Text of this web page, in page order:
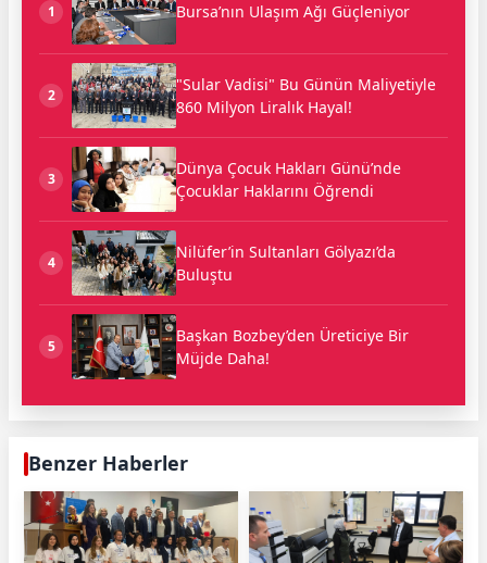
1 Bursa’nın Ulaşım Ağı Güçleniyor
2
"Sular Vadisi" Bu Günün Maliyetiyle
860 Milyon Liralık Hayal!
3
Dünya Çocuk Hakları Günü’nde
Çocuklar Haklarını Öğrendi
4
Nilüfer’in Sultanları Gölyazı’da
Buluştu
5
Başkan Bozbey’den Üreticiye Bir
Müjde Daha!
Benzer Haberler